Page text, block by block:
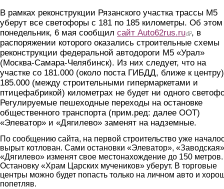
В рамках реконструкции Рязанского участка трассы М5
уберут все светофоры с 181 по 185 километры. Об этом
понедельник, 6 мая сообщил сайт Auto62rus.ru(link is
, в
распоряжении которого оказались строительные схемы
реконструкции федеральной автодороги М5 «Урал»
(Москва-Самара-Челябинск). Из них следует, что на
участке со 181.000 (около поста ГИБДД, ближе к
185.000 (между строительными гипермаркетами и
птицефабрикой) километрах не будет ни одного
Регулируемые пешеходные переходы на остановке
общественного транспорта (прим.ред: далее ООТ)
«Элеватор» и «Дягилево» заменят на надземные.
По сообщению сайта, на первой строительство уже
вырыт котлован. Сами остановки «Элеватор»,
«Дягилево» изменят свое местонахождение до 150 метров.
Остановку «Храм Царских мучеников» уберут. В торговые
центры можно будет попасть только на личном авто и
попетляв.